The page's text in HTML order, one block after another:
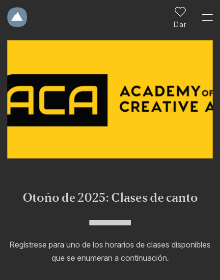
Dar
Otoño de 2025: Clases de canto
Regístrese para uno de los horarios de clases disponibles
que se enumeran a continuación.